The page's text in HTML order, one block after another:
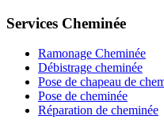
Services Cheminée
Ramonage Cheminée
Débistrage cheminée
Pose de chapeau de
Pose de cheminée
Réparation de cheminée